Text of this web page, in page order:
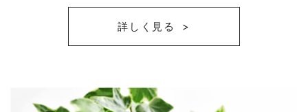
詳しく見る